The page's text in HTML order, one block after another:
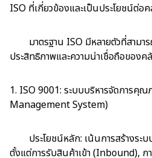
ISO ที่เกี่ยวข้องและเป็นประโยชน์ต่อ
มาตรฐาน ISO มีหลายตัวที่สามา
ประสิทธิภาพและความน่าเชื่อถือของค
1. ISO 9001: ระบบบริหารจัดการคุ
Management System)
ประโยชน์หลัก: เน้นการสร้างระ
ตั้งแต่การรับสินค้าเข้า (Inbound), ก